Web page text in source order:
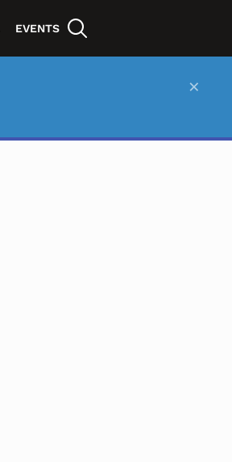
EVENTS
×